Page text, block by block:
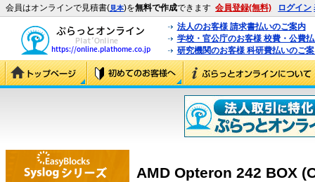
会員はオンラインで見積書(見本)を無料で作成できます 会員登録(無料) ログイン
法人のお客様 請求書払いのご案内
学校・官公庁のお客様 校費・公費
研究機関のお客様 科研費払いのご
AMD Opteron 242 BOX